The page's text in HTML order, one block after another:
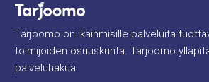
Tarjoomo on ikäihmisille palveluita
toimijoiden osuuskunta. Tarjoomo
palveluhakua.